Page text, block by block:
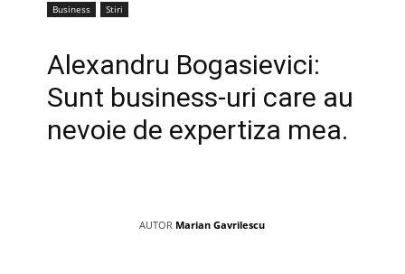
Business Stiri
Alexandru Bogasievici:
Sunt business-uri care au
nevoie de expertiza mea.
AUTOR Marian Gavrilescu